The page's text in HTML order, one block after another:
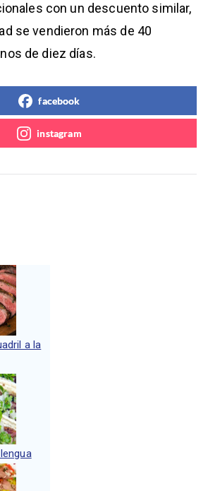
con un descuento similar,
se vendieron más de 40
de diez días.
facebook
instagram
a la